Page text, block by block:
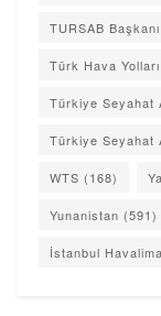
TURSAB Başkanı
Türk Hava Yolları
Türkiye Seyahat
Türkiye Seyahat
WTS (168)
Yunanistan (591)
İstanbul